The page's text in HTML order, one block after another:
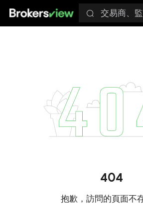
交易商、
404
抱歉，訪問的頁面不